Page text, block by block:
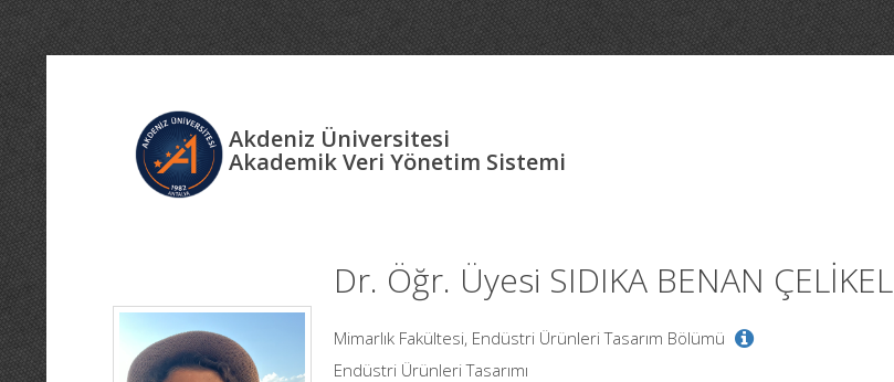
Akdeniz Üniversitesi
Akademik Veri Yönetim Sistemi
Dr. Öğr. Üyesi SIDIKA BENAN ÇELİKEL
Mimarlık Fakültesi, Endüstri Ürünleri Tasarım Bölümü
Endüstri Ürünleri Tasarımı